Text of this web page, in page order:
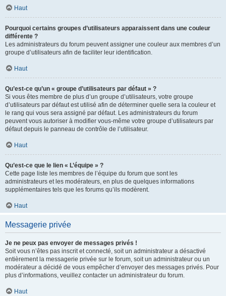
Haut
Pourquoi certains groupes d’utilisateurs apparaissent dans une couleur
différente ?
Les administrateurs du forum peuvent assigner une couleur aux membres d’un
groupe d’utilisateurs afin de faciliter leur identification.
Haut
Qu’est-ce qu’un « groupe d’utilisateurs par défaut » ?
Si vous êtes membre de plus d’un groupe d’utilisateurs, votre groupe
d’utilisateurs par défaut est utilisé afin de déterminer quelle sera la couleur et
le rang qui vous sera assigné par défaut. Les administrateurs du forum
peuvent vous autoriser à modifier vous-même votre groupe d’utilisateurs par
défaut depuis le panneau de contrôle de l’utilisateur.
Haut
Qu’est-ce que le lien « L’équipe » ?
Cette page liste les membres de l’équipe du forum que sont les
administrateurs et les modérateurs, en plus de quelques informations
supplémentaires tels que les forums qu’ils modèrent.
Haut
Messagerie privée
Je ne peux pas envoyer de messages privés !
Soit vous n’êtes pas inscrit et connecté, soit un administrateur a désactivé
entièrement la messagerie privée sur le forum, soit un administrateur ou un
modérateur a décidé de vous empêcher d’envoyer des messages privés. Pour
plus d’informations, veuillez contacter un administrateur du forum.
Haut